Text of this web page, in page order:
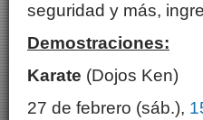
seguridad y más,
Demostraciones:
Karate (Dojos Ken)
27 de febrero (sáb.),